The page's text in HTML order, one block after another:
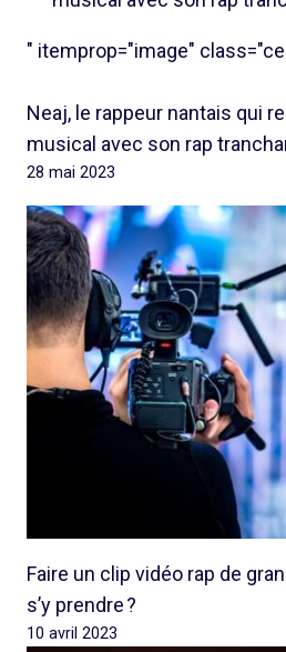
" itemprop="image"
Neaj, le rappeur nantais qui
musical avec son rap
28 mai 2023
Faire un clip vidéo rap de
s’y prendre ?
10 avril 2023